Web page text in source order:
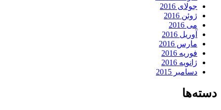
جولای 2016
ژوئن 2016
می 2016
آوریل 2016
مارس 2016
فوریه 2016
ژانویه 2016
دسامبر 2015
دسته‌ها